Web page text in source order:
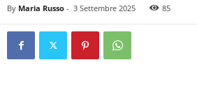
By Maria Russo - 3 Settembre 2025 85